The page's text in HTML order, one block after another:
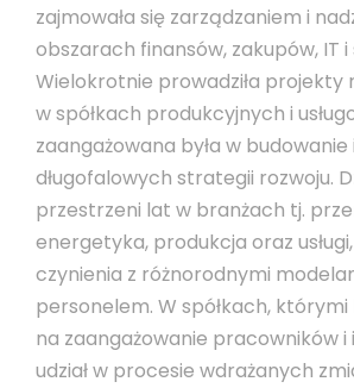
zajmowała się zarządzaniem i
obszarach finansów, zakupów, IT i
Wielokrotnie prowadziła projekty
w spółkach produkcyjnych i
zaangażowana była w
długofalowych strategii rozwoju.
przestrzeni lat w branżach tj.
energetyka, produkcja oraz
czynienia z różnorodnymi
personelem. W spółkach,
na zaangażowanie pracowników
udział w procesie wdrażanych